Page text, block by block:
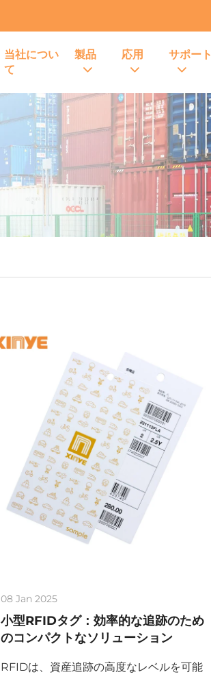
当社につい
て
製品 応用 サポート
08 Jan 2025
小型RFIDタグ：効率的な追跡のため
のコンパクトなソリューション
RFIDは、資産追跡の高度なレベルを可能